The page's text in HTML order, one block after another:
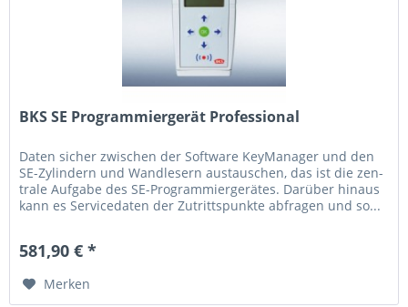
BKS SE Programmiergerät Professional
Daten sicher zwi­schen der Software­ KeyManager und den
SE-Zylindern und Wand­le­sern aus­tau­schen, das ist die zen­
trale Auf­gabe des SE-Pro­grammierge­rätes. Dar­über hinaus
kann es Service­daten der Zutritts­punkte abfragen und so...
581,90 € *
Merken